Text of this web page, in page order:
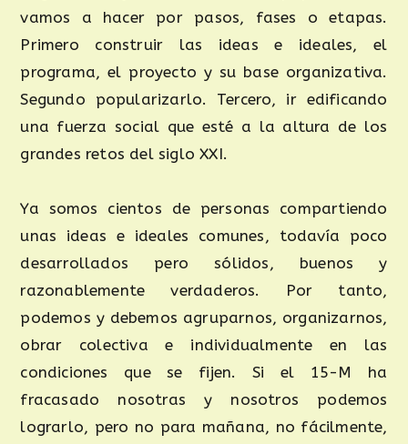
vamos a hacer por pasos, fases o etapas.
Primero construir las ideas e ideales, el
programa, el proyecto y su base organizativa.
Segundo popularizarlo. Tercero, ir edificando
una fuerza social que esté a la altura de los
grandes retos del siglo XXI.
Ya somos cientos de personas compartiendo
unas ideas e ideales comunes, todavía poco
desarrollados pero sólidos, buenos y
razonablemente verdaderos. Por tanto,
podemos y debemos agruparnos, organizarnos,
obrar colectiva e individualmente en las
condiciones que se fijen. Si el 15-M ha
fracasado nosotras y nosotros podemos
lograrlo, pero no para mañana, no fácilmente,